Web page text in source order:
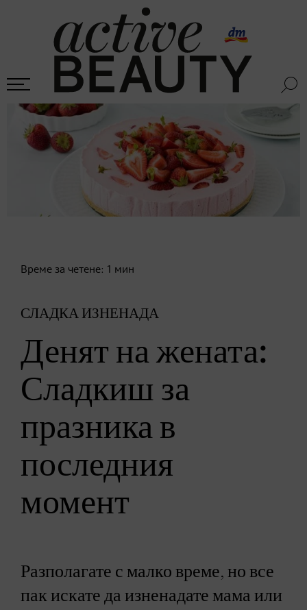
Време за четене: 1 мин
СЛАДКА ИЗНЕНАДА
Денят на жената:
Сладкиш за
празника в
последния
момент
Разполагате с малко време, но все
пак искате да изненадате мама или